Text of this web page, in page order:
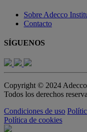
Sobre Adecco
Contacto
SÍGUENOS
Copyright © 2024
Todos los derechos
Condiciones de uso
Política de cookies